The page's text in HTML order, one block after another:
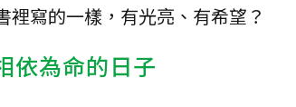
裡寫的一樣，有光亮、有希望？
依為命的日子